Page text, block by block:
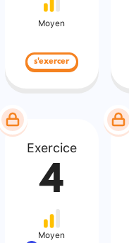
Moyen
s'exercer
Exercice
4
Moyen